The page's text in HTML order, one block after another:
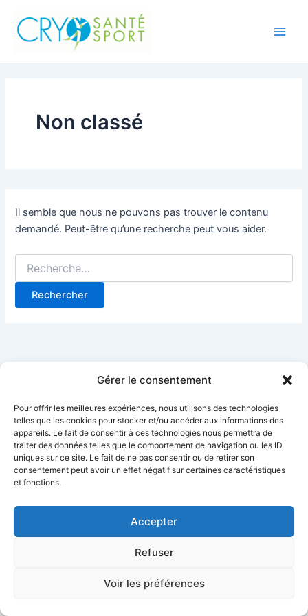
Gérer le consentement
Pour offrir les meilleures expériences, nous utilisons des technologies
telles que les cookies pour stocker et/ou accéder aux informations des
appareils. Le fait de consentir à ces technologies nous permettra de
traiter des données telles que le comportement de navigation ou les ID
uniques sur ce site. Le fait de ne pas consentir ou de retirer son
consentement peut avoir un effet négatif sur certaines caractéristiques
et fonctions.
Accepter
Refuser
Voir les préférences
contenu
Non classé
Il semble que nous ne pouvons pas trouver le contenu
demandé. Peut-être qu’une recherche peut vous aider.
Copyright © 2026 | Propulsé par Thème WordPress Astra